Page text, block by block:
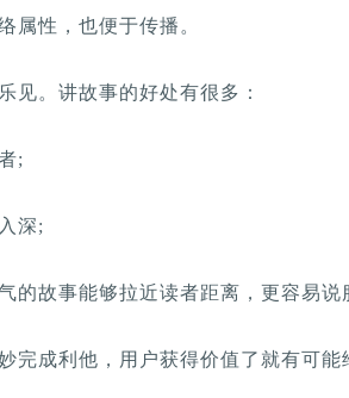
属性，也便于传播。
见。讲故事的好处有很多：
;
深;
的故事能够拉近读者距离，更容易说
完成利他，用户获得价值了就有可能